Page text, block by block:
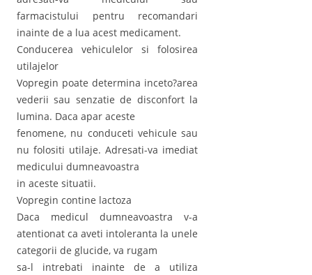
farmacistului pentru recomandari
inainte de a lua acest medicament.
Conducerea vehiculelor si folosirea
utilajelor
Vopregin poate determina inceto?area
vederii sau senzatie de disconfort la
lumina. Daca apar aceste
fenomene, nu conduceti vehicule sau
nu folositi utilaje. Adresati-va imediat
medicului dumneavoastra
in aceste situatii.
Vopregin contine lactoza
Daca medicul dumneavoastra v-a
atentionat ca aveti intoleranta la unele
categorii de glucide, va rugam
sa-l intrebati inainte de a utiliza